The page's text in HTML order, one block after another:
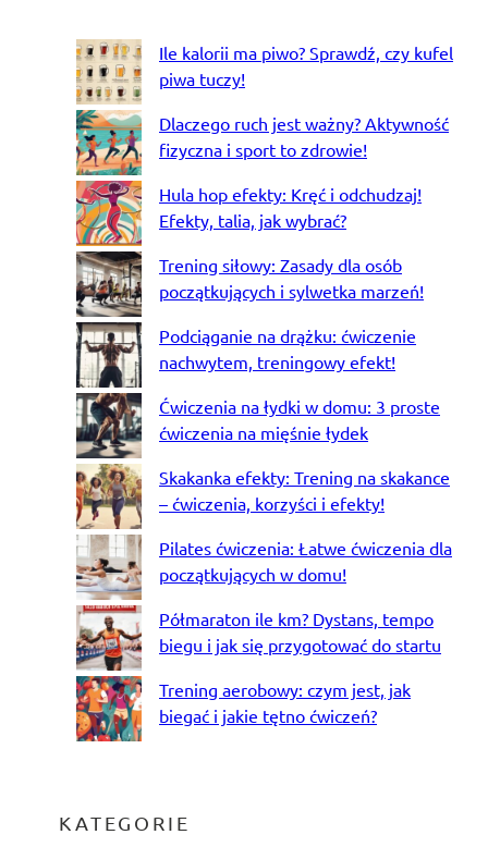
Ile kalorii ma piwo? Sprawdź, czy kufel
piwa tuczy!
Dlaczego ruch jest ważny? Aktywność
fizyczna i sport to zdrowie!
Hula hop efekty: Kręć i odchudzaj!
Efekty, talia, jak wybrać?
Trening siłowy: Zasady dla osób
początkujących i sylwetka marzeń!
Podciąganie na drążku: ćwiczenie
nachwytem, treningowy efekt!
Ćwiczenia na łydki w domu: 3 proste
ćwiczenia na mięśnie łydek
Skakanka efekty: Trening na skakance
– ćwiczenia, korzyści i efekty!
Pilates ćwiczenia: Łatwe ćwiczenia dla
początkujących w domu!
Półmaraton ile km? Dystans, tempo
biegu i jak się przygotować do startu
Trening aerobowy: czym jest, jak
biegać i jakie tętno ćwiczeń?
KATEGORIE